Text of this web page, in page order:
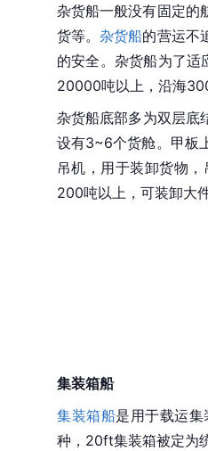
杂货船一般没有固定的
货等。杂货船的营运不
的安全。杂货船为了
20000吨以上，沿海
杂货船底部多为双层底
设有3~6个货舱。甲板
吊机，用于装卸货物
200吨以上，可装卸大
集装箱船
集装箱船是用于载运
种，20ft集装箱被定为